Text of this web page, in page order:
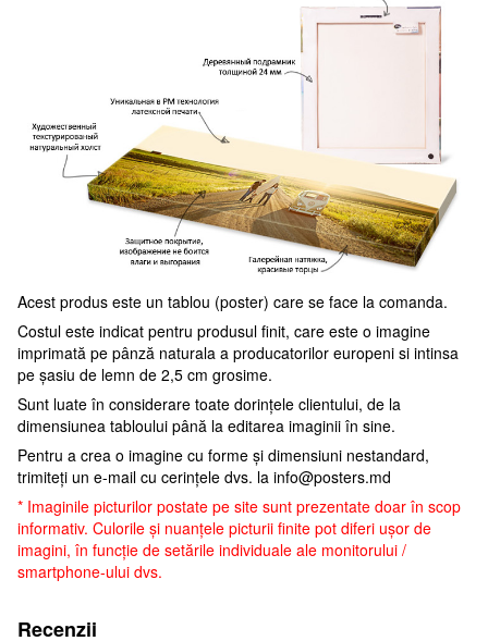
Acest produs este un tablou (poster) care se face la comanda.
Costul este indicat pentru produsul finit, care este o imagine
imprimată pe pânză naturala a producatorilor europeni si intinsa
pe șasiu de lemn de 2,5 cm grosime.
Sunt luate în considerare toate dorințele clientului, de la
dimensiunea tabloului până la editarea imaginii în sine.
Pentru a crea o imagine cu forme și dimensiuni nestandard,
trimiteți un e-mail cu cerințele dvs. la info@posters.md
* Imaginile picturilor postate pe site sunt prezentate doar în scop
informativ. Culorile și nuanțele picturii finite pot diferi ușor de
imagini, în funcție de setările individuale ale monitorului /
smartphone-ului dvs.
Recenzii